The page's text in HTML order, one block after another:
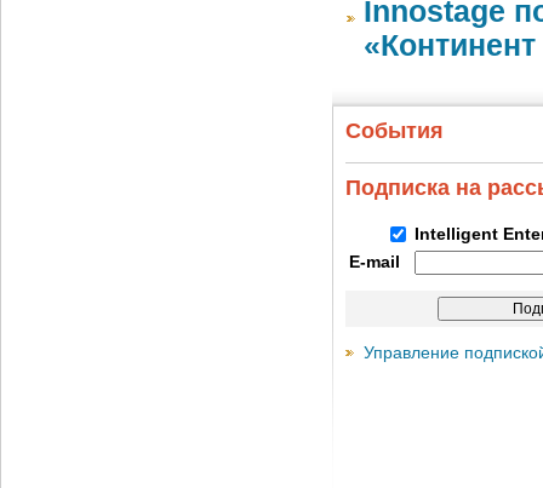
Innostage
События
Подписка на
Intelligent
E-mail
Управление